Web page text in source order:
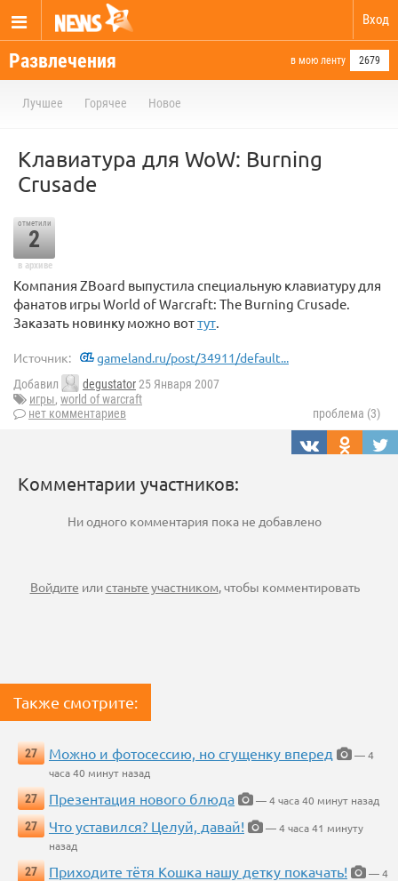
Вход
Развлечения в мою ленту 2679
Лучшее Горячее Новое
Клавиатура для WoW: Burning
Crusade
отметили
2
в архиве
Компания ZBoard выпустила специальную клавиатуру для
фанатов игры World of Warcraft: The Burning Crusade.
Заказать новинку можно воттут.
Источник: gameland.ru/post/34911/default...
Добавил degustator25 Января 2007
игры, world of warcraft
нет комментариев
проблема (3)
Комментарии участников:
Ни одного комментария пока не добавлено
Войдите илистаньте участником, чтобы комментировать
Также смотрите:
27 Можно и фотосессию, но сгущенку вперед
— 4
часа 40 минут назад
27
Презентация нового блюда
— 4 часа 40 минут назад
27
Что уставился? Целуй, давай!
— 4 часа 41 минуту
назад
27
Приходите тётя Кошка нашу детку покачать!
— 4